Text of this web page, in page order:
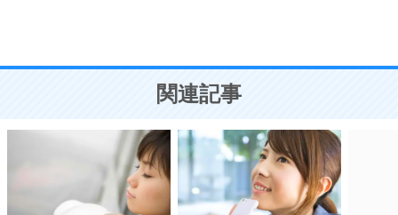
ことが大切。
関連記事